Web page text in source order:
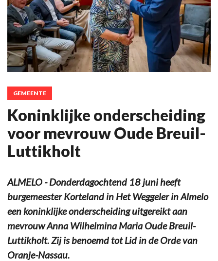
GEMEENTE
Koninklijke onderscheiding
voor mevrouw Oude Breuil-
Luttikholt
ALMELO - Donderdagochtend 18 juni heeft
burgemeester Korteland in Het Weggeler in Almelo
een koninklijke onderscheiding uitgereikt aan
mevrouw Anna Wilhelmina Maria Oude Breuil-
Luttikholt. Zij is benoemd tot Lid in de Orde van
Oranje-Nassau.